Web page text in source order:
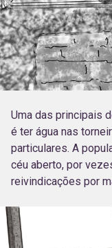
Uma das principais
é ter água nas
particulares. A
céu aberto, por
reivindicações por